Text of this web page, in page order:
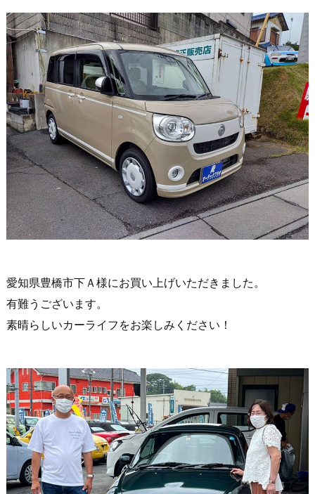
愛知県豊橋市下Ａ様にお買い上げいただきました。
有難うございます。
素晴らしいカーライフをお楽しみください！